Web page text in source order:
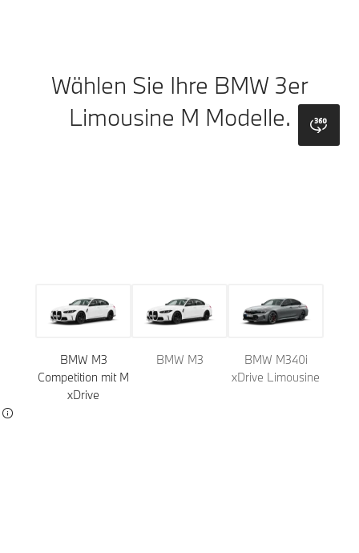
Wählen Sie Ihre BMW 3er
Limousine M Modelle.
BMW M3
Competition mit M
xDrive
BMW M3
BMW M340i
xDrive Limousine